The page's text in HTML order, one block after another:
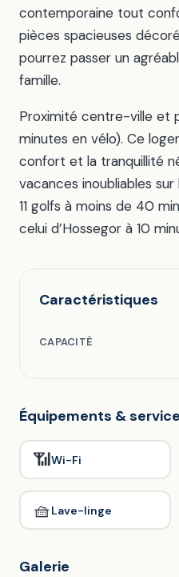
contemporaine tout
pièces spacieuses
pourrez passer un
famille.
Proximité centre-ville et
minutes en vélo). Ce
confort et la tranquillité
vacances inoubliables
11 golfs à moins de 40
celui d’Hossegor à 10
Caractéristiques
CAPACITÉ
Équipements &
📶Wi-Fi
🧺Lave-linge
Galerie